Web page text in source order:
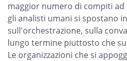
maggior numero di compiti
gli analisti umani si spostano
sull'orchestrazione, sulla
lungo termine piuttosto che
Le organizzazioni che si